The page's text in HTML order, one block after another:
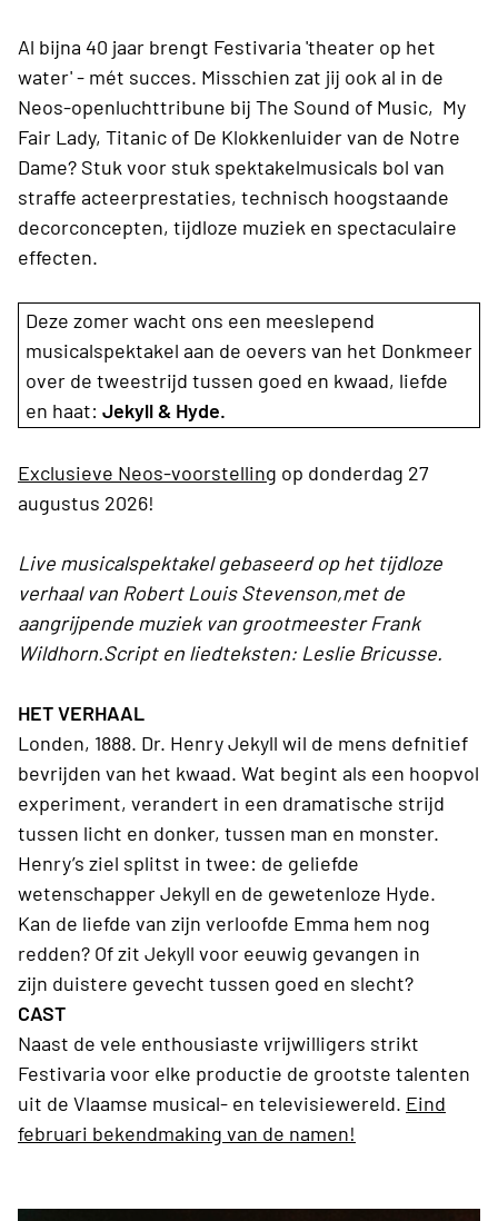
Al bijna 40 jaar brengt Festivaria 'theater op het
water' - mét succes. Misschien zat jij ook al in de
Neos-openluchttribune bij The Sound of Music, My
Fair Lady, Titanic of De Klokkenluider van de Notre
Dame? Stuk voor stuk spektakelmusicals bol van
straffe acteerprestaties, technisch hoogstaande
decorconcepten, tijdloze muziek en spectaculaire
effecten.
Deze zomer wacht ons een meeslepend
musicalspektakel aan de oevers van het Donkmeer
over de tweestrijd tussen goed en kwaad, liefde
en haat: Jekyll & Hyde.
Exclusieve Neos-voorstelling op donderdag 27
augustus 2026!
Live musicalspektakel gebaseerd op het tijdloze
verhaal van Robert Louis Stevenson,met de
aangrijpende muziek van grootmeester Frank
Wildhorn.Script en liedteksten: Leslie Bricusse.
HET VERHAAL
Londen, 1888. Dr. Henry Jekyll wil de mens defnitief
bevrijden van het kwaad. Wat begint als een hoopvol
experiment, verandert in een dramatische strijd
tussen licht en donker, tussen man en monster.
Henry’s ziel splitst in twee: de geliefde
wetenschapper Jekyll en de gewetenloze Hyde.
Kan de liefde van zijn verloofde Emma hem nog
redden? Of zit Jekyll voor eeuwig gevangen in
zijn duistere gevecht tussen goed en slecht?
CAST
Naast de vele enthousiaste vrijwilligers strikt
Festivaria voor elke productie de grootste talenten
uit de Vlaamse musical- en televisiewereld. Eind
februari bekendmaking van de namen!